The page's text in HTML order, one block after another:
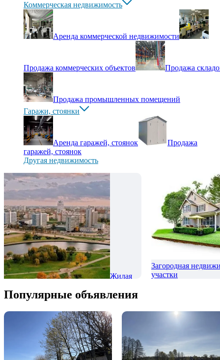
Коммерческая недвижимость
Аренда коммерческой недвижимости
Продажа коммерческих объектов Продажа
Продажа промышленных помещений
Гаражи, cтоянки
Аренда гаражей, стоянок
Продажа
гаражей, стоянок
Другая недвижимость
Жилая
Загородная
участки
Популярные объявления